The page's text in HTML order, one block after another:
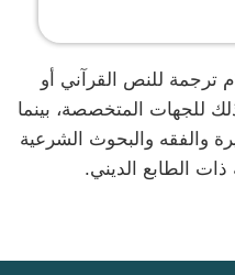
ترجمة للنص القرآني أو
للجهات المتخصصة، بينما
والفقه والبحوث الشرعية
الطابع الديني.